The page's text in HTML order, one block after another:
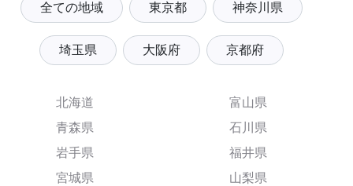
全ての地域 東京都 神奈川県
埼玉県 大阪府 京都府
北海道
青森県
岩手県
宮城県
富山県
石川県
福井県
山梨県